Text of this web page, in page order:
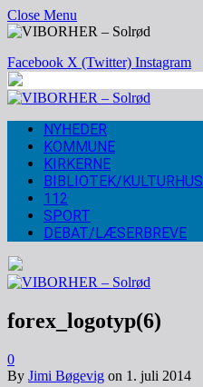
Close Menu
Facebook X (Twitter) Instagram
NYHEDER
KOMMUNE
KIRKERNE
BIBLIOTEK/KULTURHUS
112
SPORT
DEBAT/LÆSERBREVE
forex_logotyp(6)
0
By Jimi Bøgevig on 1. juli 2014